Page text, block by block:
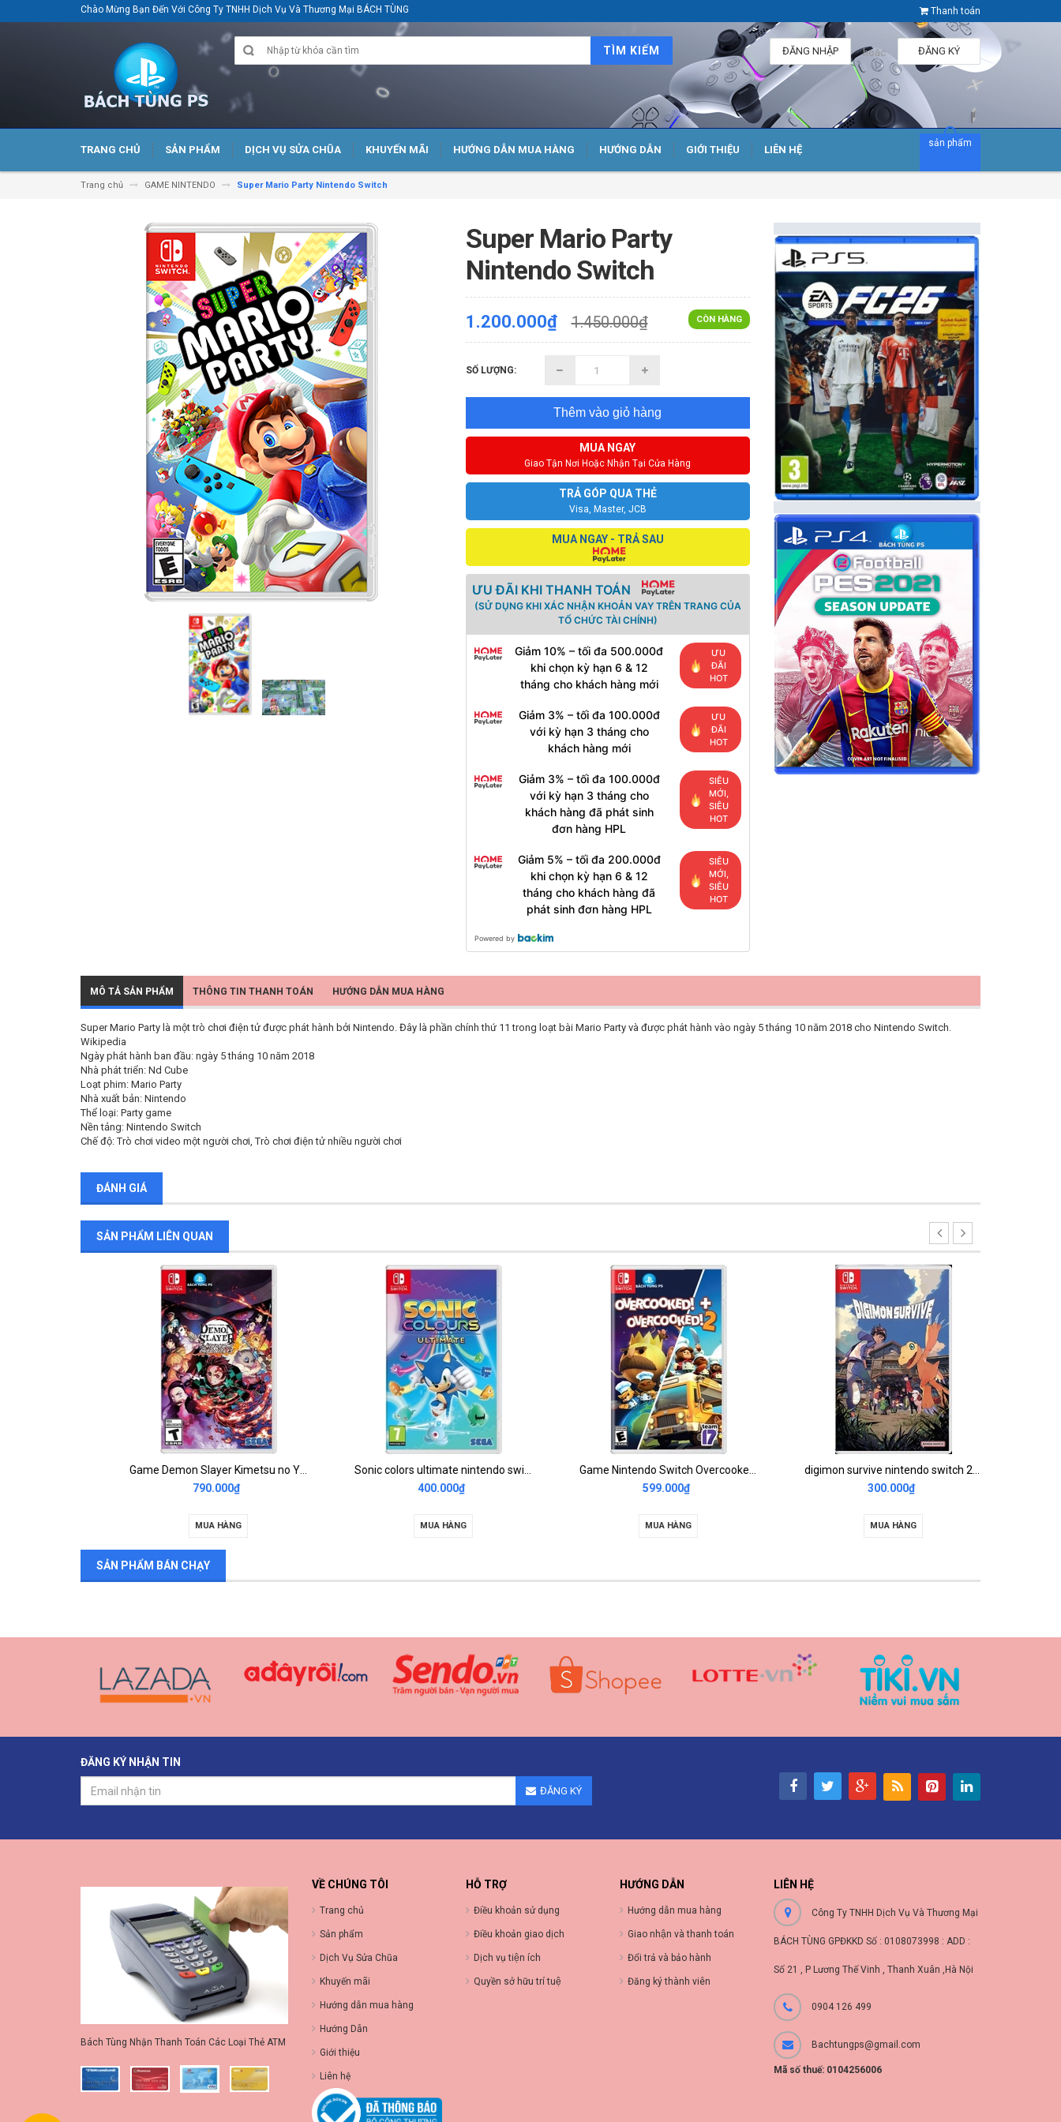
Chào Mừng Bạn Đến Với Công Ty TNHH Dịch Vụ Và Thương Mại BÁCH TÙNG Thanh toán
TÌM KIẾM ĐĂNG KÝ
hoặc
ĐĂNG NHẬP
TRANG CHỦ SẢN PHẨM DỊCH VỤ SỬA CHŨA KHUYẾN MÃI HƯỚNG DẪN MUA HÀNG HƯỚNG DẪN GIỚI THIỆU LIÊN HỆ
sản phẩm
Trang chủ GAME NINTENDO Super Mario Party Nintendo Switch
Super Mario Party
Nintendo Switch
CÒN HÀNG
1.200.000₫ 1.450.000₫
SỐ LƯỢNG:
Thêm vào giỏ hàng
MUA NGAY
Giao Tận Nơi Hoặc Nhận Tại Cửa Hàng
TRẢ GÓP QUA THẺ
Visa, Master, JCB
MUA NGAY - TRẢ SAU
ƯU ĐÃI KHI THANH TOÁN
(SỬ DỤNG KHI XÁC NHẬN KHOẢN VAY TRÊN TRANG CỦA
TỔ CHỨC TÀI CHÍNH)
Giảm 10% – tối đa 500.000đ
khi chọn kỳ hạn 6 & 12
tháng cho khách hàng mới
ƯU
ĐÃI
HOT
Giảm 3% – tối đa 100.000đ
với kỳ hạn 3 tháng cho
khách hàng mới
ƯU
ĐÃI
HOT
Giảm 3% – tối đa 100.000đ
với kỳ hạn 3 tháng cho
khách hàng đã phát sinh
đơn hàng HPL
SIÊU
MỚI,
SIÊU
HOT
Giảm 5% – tối đa 200.000đ
khi chọn kỳ hạn 6 & 12
tháng cho khách hàng đã
phát sinh đơn hàng HPL
SIÊU
MỚI,
SIÊU
HOT
Powered by
MÔ TẢ SẢN PHẨM THÔNG TIN THANH TOÁN HƯỚNG DẪN MUA HÀNG
Super Mario Party là một trò chơi điện tử được phát hành bởi Nintendo. Đây là phần chính thứ 11 trong loạt bài Mario Party và được phát hành vào ngày 5 tháng 10 năm 2018 cho Nintendo Switch.
Wikipedia
Ngày phát hành ban đầu: ngày 5 tháng 10 năm 2018
Nhà phát triển: Nd Cube
Loạt phim: Mario Party
Nhà xuất bản: Nintendo
Thể loại: Party game
Nền tảng: Nintendo Switch
Chế độ: Trò chơi video một người chơi, Trò chơi điện tử nhiều người chơi
ĐÁNH GIÁ
SẢN PHẨM LIÊN QUAN
Game Demon Slayer Kimetsu no Yaiba The Hinokami Chronicles Nintendo 2nd
790.000₫
MUA HÀNG
Sonic colors ultimate nintendo switch 2nd
400.000₫
MUA HÀNG
Game Nintendo Switch Overcooked 1+2 Special Edition 2nd
599.000₫
MUA HÀNG
digimon survive nintendo switch 2nd
300.000₫
MUA HÀNG
SẢN PHẨM BÁN CHẠY
ĐĂNG KÝ NHẬN TIN
ĐĂNG KÝ
Bách Tùng Nhận Thanh Toán Các Loại Thẻ ATM
VỀ CHÚNG TÔI
Trang chủ
Sản phẩm
Dịch Vụ Sửa Chũa
Khuyến mãi
Hướng dẫn mua hàng
Hướng Dẫn
Giới thiệu
Liên hệ
HỖ TRỢ
Điều khoản sử dụng
Điều khoản giao dịch
Dịch vụ tiện ích
Quyền sở hữu trí tuệ
HƯỚNG DẪN
Hướng dẫn mua hàng
Giao nhận và thanh toán
Đổi trả và bảo hành
Đăng ký thành viên
LIÊN HỆ
Công Ty TNHH Dịch Vụ Và Thương Mại
BÁCH TÙNG GPĐKKD Số : 0108073998 : ADD :
Số 21 , P Lương Thế Vinh , Thanh Xuân ,Hà Nội
0904 126 499
Bachtungps@gmail.com
Mã số thuế: 0104256006